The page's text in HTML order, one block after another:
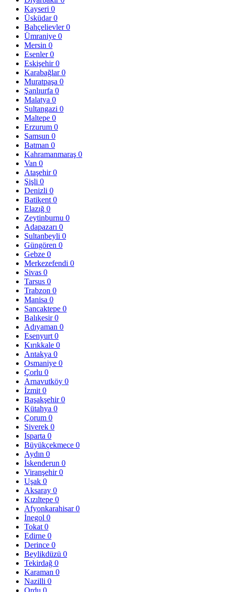
Kayseri 0
Üsküdar0
Bahçelievler0
Ümraniye 0
Mersin 0
Esenler0
Eskişehir0
Karabağlar0
Muratpaşa 0
Şanlıurfa 0
Malatya 0
Sultangazi 0
Maltepe 0
Erzurum 0
Samsun 0
Batman 0
Kahramanmaraş 0
Van 0
Ataşehir0
Şişli 0
Denizli 0
Batikent 0
Elazığ 0
Zeytinburnu 0
Adapazarı 0
Sultanbeyli 0
Güngören 0
Gebze 0
Merkezefendi 0
Sivas 0
Tarsus 0
Trabzon 0
Manisa 0
Sancaktepe 0
Balıkesir0
Adıyaman 0
Esenyurt 0
Kırıkkale 0
Antakya 0
Osmaniye 0
Çorlu 0
Arnavutköy 0
İzmit 0
Başakşehir0
Kütahya 0
Çorum 0
Siverek 0
Isparta 0
Büyükçekmece 0
Aydın 0
İskenderun 0
Viranşehir0
Uşak 0
Aksaray 0
Kızıltepe 0
Afyonkarahisar0
İnegol 0
Tokat 0
Edirne 0
Derince 0
Beylikdüzü 0
Tekirdağ 0
Karaman 0
Nazilli 0
Ordu 0